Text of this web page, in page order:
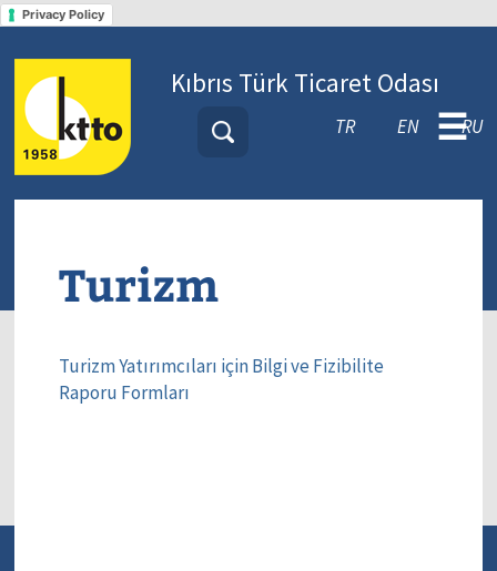
Privacy Policy
Kıbrıs Türk Ticaret Odası
TR EN RU
☰
Turizm
Turizm Yatırımcıları için Bilgi ve Fizibilite
Raporu Formları